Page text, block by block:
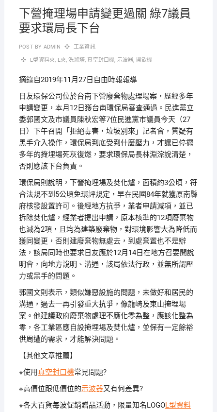
下營掩理場申請變更過關 綠7議員
要求環局長下台
POST BY ADMIN 工業資訊
L型資料夾, L夾,洗滌塔,真空封口機, 示波器, 開飲機
摘錄自2019年11月27日自由時報報導
日友環保公司位於台南下營廢棄物處理場案，歷經多年
申請變更，本月12日獲台南環保局審查通過。民進黨立
委郭國文及市議員陳秋宏等7位民進黨市議員今天（27
日）下午召開「拒絕毒害，垃圾別來」記者會，質疑有
黑手介入操作，環保局到底受到什麼壓力，才讓已停擺
多年的掩埋場死灰復燃，要求環保局長林淵淙說清楚，
否則應該下台負責。
環保局則說明，下營掩埋場及焚化爐，面積約3公頃，符
合法規不到5公頃免環評規定，早在民國84年就獲原南縣
府核發設置許可。後經地方抗爭，業者申請減項，並已
拆除焚化爐，經業者提出申請，原本核準的12項廢棄物
也減為2項，且均為建築廢棄物，對環境影響大為降低而
獲同變更，否則建廢棄物無處去，到處棄置也不是辦
法，該局同時也要求日友應於12月14日在地方召要開說
明會，向地方說明、溝通，該局依法行政，並無所謂壓
力或黑手的問題。
郭國文則表示，類似嫌惡設施的問題，未做好和居民的
溝通，過去一再引發重大抗爭，像龍崎及東山掩埋場
案。他建議政府廢棄物處理不應化零為整，應該化整為
零，各工業區應自設掩埋場及焚化爐，並保有一定餘裕
供周遭的需求，才能解決問題。
【其他文章推薦】
※使用真空封口機常見問題?
※高價位跟低價位的示波器又有何差異?
※各大百貨每波促銷贈品活動，限量知名LOGOL型資料